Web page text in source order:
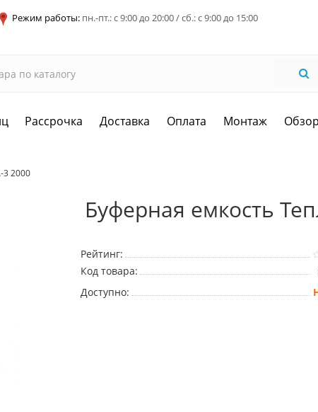
Режим работы: пн.-пт.: с 9:00 до 20:00 / сб.: с 9:00 до 15:00
Рассрочка Доставка Оплата Монтаж
3 2000
Буферная емкость
Рейтинг:
Код товара:
Доступно: